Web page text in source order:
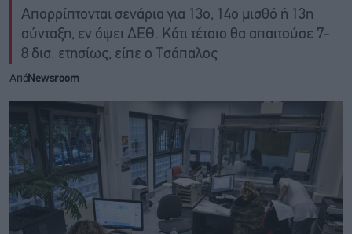
Απορρίπτονται σενάρια για 13ο, 14ο μισθό ή 13η
σύνταξη, εν όψει ΔΕΘ. Κάτι τέτοιο θα απαιτούσε 7-
8 δισ. ετησίως, είπε ο Τσάπαλος
ΑπόNewsroom